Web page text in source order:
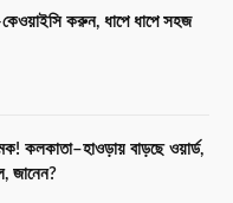
করুন, ধাপে ধাপে সহজ
কলকাতা–হাওড়ায় বাড়ছে ওয়ার্ড,
জানেন?